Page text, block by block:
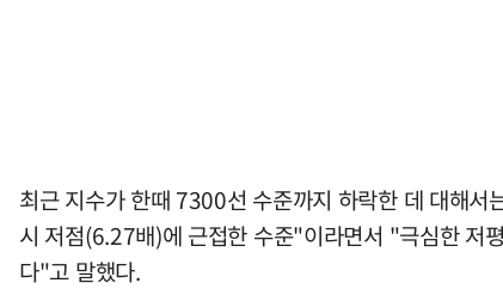
최근 지수가 한때 7300선 수준까지 하락한 데 대해
시 저점(6.27배)에 근접한 수준"이라면서 "극심한 저
다"고 말했다.